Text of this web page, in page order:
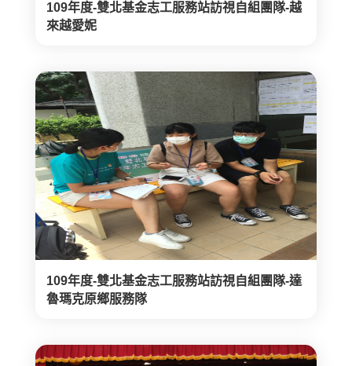
109年度-雙北基金志工服務站訪視自組團隊-越
來越愛妮
109年度-雙北基金志工服務站訪視自組團隊-達
魯瑪克原鄉服務隊